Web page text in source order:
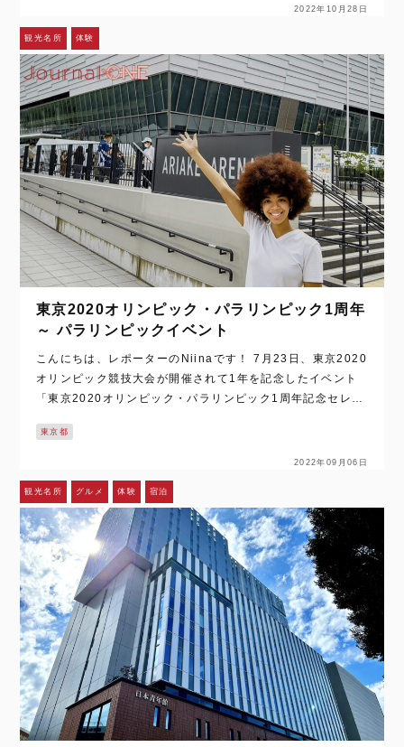
2022年10月28日
観光名所 体験
東京2020オリンピック・パラリンピック1周年
～ パラリンピックイベント
こんにちは、レポーターのNiinaです！ 7月23日、東京2020
オリンピック競技大会が開催されて1年を記念したイベント
「東京2020オリンピック・パラリンピック1周年記念セレモ
競技…
東京都
2022年09月06日
観光名所 グルメ 体験 宿泊